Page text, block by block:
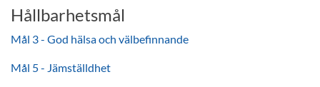
Hållbarhetsmål
Mål 3 - God hälsa och välbefinnande
Mål 5 - Jämställdhet